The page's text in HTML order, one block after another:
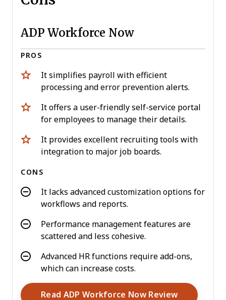
ADP Workforce Now
PROS
It simplifies payroll with efficient
processing and error prevention alerts.
It offers a user-friendly self-service portal
for employees to manage their details.
It provides excellent recruiting tools with
integration to major job boards.
CONS
It lacks advanced customization options for
workflows and reports.
Performance management features are
scattered and less cohesive.
Advanced HR functions require add-ons,
which can increase costs.
Read ADP Workforce Now ReviewOpens